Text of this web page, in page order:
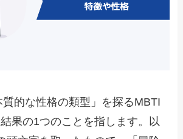
的な性格の類型」を探るMBTI
果の1つのことを指します。以